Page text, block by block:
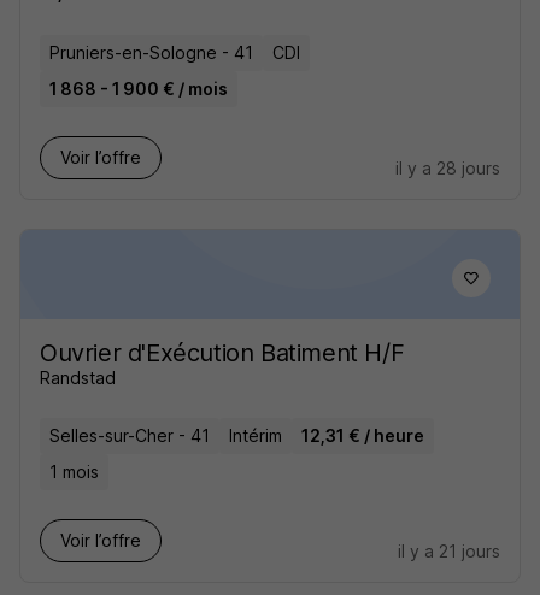
Pruniers-en-Sologne - 41
CDI
1 868 - 1 900 € / mois
Voir l’offre
il y a 28 jours
Ouvrier d'Exécution Batiment H/F
Randstad
Selles-sur-Cher - 41 Intérim
12,31 € / heure
1 mois
Voir l’offre
il y a 21 jours